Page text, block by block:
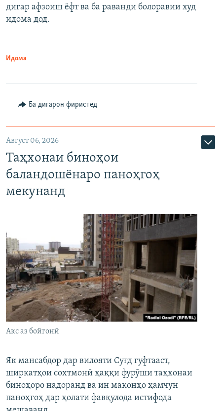
дигар афзоиш ёфт ва ба раванди болоравии худ
идома дод.
Идома
Ба дигарон фиристед
Август 06, 2026
Таҳхонаи биноҳои
баландошёнаро паноҳгоҳ
мекунанд
Акс аз бойгонӣ
Як мансабдор дар вилояти Суғд гуфтааст,
ширкатҳои сохтмонӣ ҳаққи фурӯши таҳхонаи
биноҳоро надоранд ва ин маконҳо ҳамчун
паноҳгоҳ дар ҳолати фавқулода истифода